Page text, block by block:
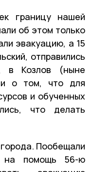
границу нашей
об этом только
эвакуацию, а 15
отправились
в Козлов (ныне
о том, что для
и обученных
что делать
Пообещали
на помощь 56-ю